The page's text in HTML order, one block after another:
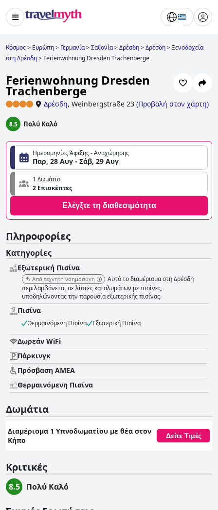
Κόσμος> Ευρώπη> Γερμανία>Σαξονία>Δρέσδη>Δρέσδη>Ξενοδοχεία
στη Δρέσδη> Ferienwohnung Dresden Trachenberge
Ferienwohnung Dresden
Trachenberge
Δρέσδη, Weinbergstraße 23 (Προβολή στον χάρτη)
8.5 Πολύ Καλό
Ημερομηνίες Άφιξης - Αναχώρησης
Παρ, 28 Αυγ - Σάβ, 29 Αυγ
1 Δωμάτιο
2 Επισκέπτες
Ελέγξτε τη διαθεσιμότητα
Πληροφορίες
Κατηγορίες
Εξωτερική Πισίνα
Από τεχνητή νοημοσύνη
Αυτό το διαμέρισμα στη Δρέσδη
περιλαμβάνεται σε λίστες καταλυμάτων με πισίνες,
υποδηλώνοντας την παρουσία εξωτερικής πισίνας.
Πισίνα
Θερμαινόμενη Πισίνα Εξωτερική Πισίνα
Δωρεάν WiFi
Πάρκινγκ
Πρόσβαση ΑΜΕΑ
Θερμαινόμενη Πισίνα
Δωμάτια
Διαμέρισμα 1 Υπνοδωματίου με θέα στον
Κήπο
Δείτε Τιμές
Κριτικές
8.5 Πολύ Καλό